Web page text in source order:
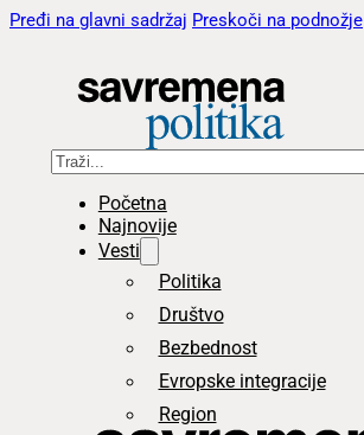
Pređi na glavni sadržaj Preskoči na podnožje
Pretraga
Početna
Najnovije
Vesti
Politika
Društvo
Bezbednost
Evropske integracije
Region